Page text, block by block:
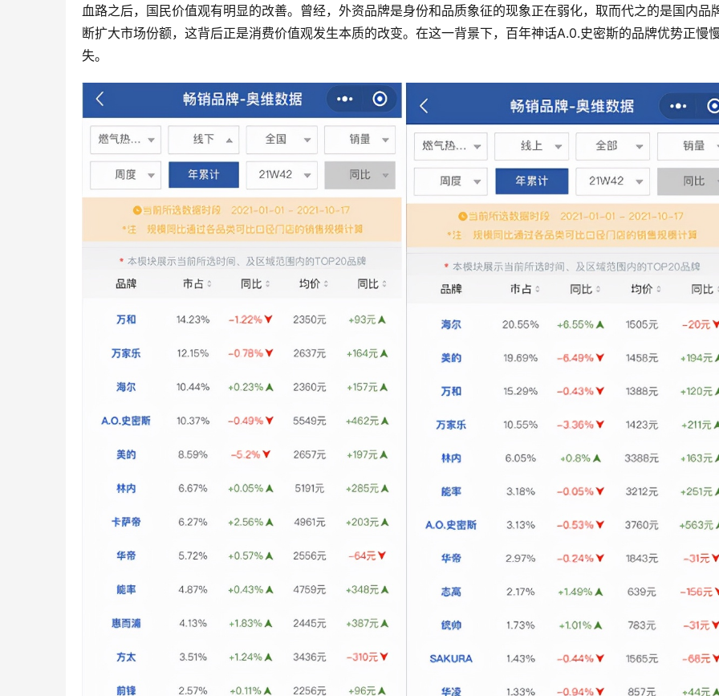
血路之后，国民价值观有明显的改善。曾经，外资品牌是身份和品质象征的现象正在弱化，取而代之的是国内品
断扩大市场份额，这背后正是消费价值观发生本质的改变。在这一背景下，百年神话A.0.史密斯的品牌优势正慢
失。